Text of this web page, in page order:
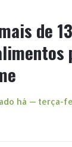
de
há — terça-